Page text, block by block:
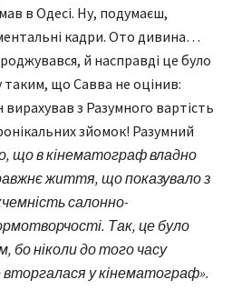
в Одесі. Ну, подумаєш,
кадри. Ото дивина…
й насправді це було
що Савва не оцінив:
з Разумного вартість
зйомок! Разумний
що в кінематограф владно
життя, що показувало з
салонно-
Так, це було
бо ніколи до того часу
у кінематограф».